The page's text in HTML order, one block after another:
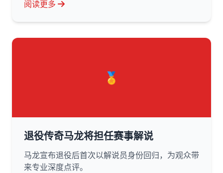
阅读更多
🏅
退役传奇马龙将担任赛事解说
马龙宣布退役后首次以解说员身份回归，为观众带
来专业深度点评。